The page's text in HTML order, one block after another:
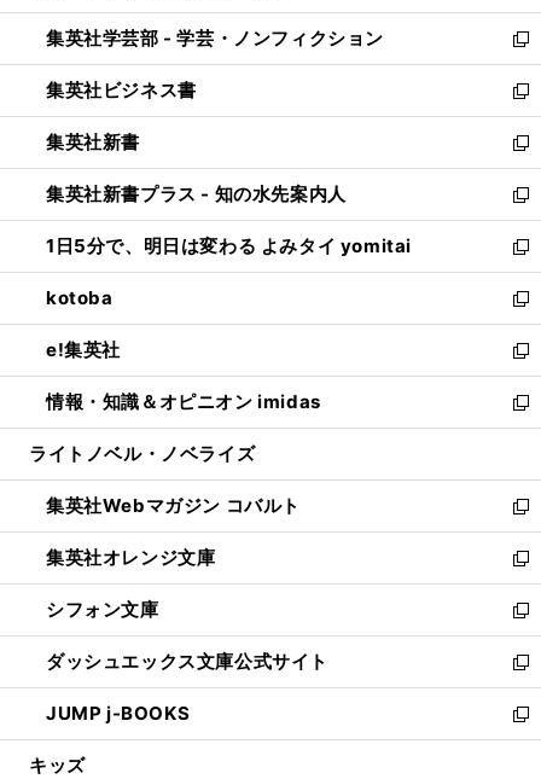
開
く
ウ
で
開
く
ン
ド
ウ
で
開
く
ウ
ィ
ン
ド
ウ
で
開
く
集英社学芸部 - 学芸・ノンフィクション
新
し
い
ウ
ィ
ン
ド
ウ
で
開
く
集英社ビジネス書
新
し
い
ウ
ィ
ン
ド
ウ
で
開
く
集英社新書
新
し
い
ウ
ィ
ン
ド
ウ
で
開
く
集英社新書プラス - 知の水先案内人
新
し
い
ウ
ィ
ン
ド
ウ
で
開
1日5分で、明日は変わる よみタイ yomitai
新
し
い
ウ
ィ
ン
ド
ウ
開
く
kotoba
新
し
い
ウ
ィ
ン
ウ
で
開
く
e!集英社
新
し
い
ウ
ン
ド
ウ
で
開
く
情報・知識＆オピニオン imidas
新
し
ウ
ィ
ン
ド
ウ
で
開
く
ライトノベル・ノベライズ
集英社Webマガジン コバルト
新
し
い
ウ
ィ
ン
ド
ウ
で
開
集英社オレンジ文庫
新
し
い
ウ
ィ
ン
ド
ウ
シフォン文庫
新
し
い
ウ
ィ
ン
ダッシュエックス文庫公式サイト
新
し
い
ウ
JUMP j-BOOKS
新
し
キッズ